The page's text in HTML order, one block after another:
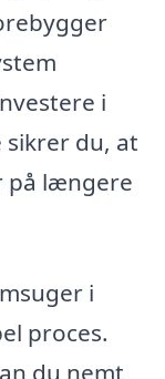
i
du, at
på længere
i
proces.
du nemt